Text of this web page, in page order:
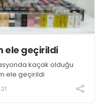
ele geçirildi
kaçak olduğu
ele geçirildi